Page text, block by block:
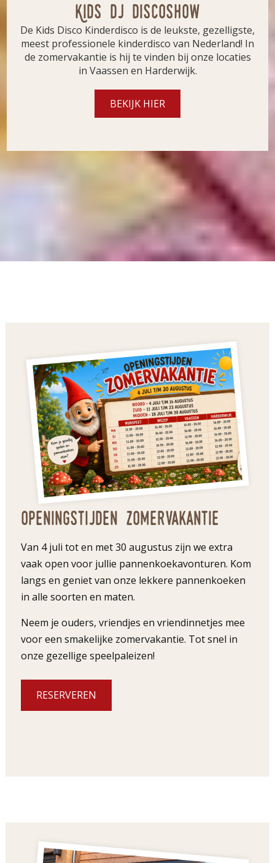
Kids DJ Discoshow
De Kids Disco Kinderdisco is de leukste, gezelligste,
meest professionele kinderdisco van Nederland! In
de zomervakantie is hij te vinden bij onze locaties
in Vaassen en Harderwijk.
BEKIJK HIER
Openingstijden zomervakantie
Van 4 juli tot en met 30 augustus zijn we extra
vaak open voor jullie pannenkoekavonturen. Kom
langs en geniet van onze lekkere pannenkoeken
in alle soorten en maten.
Neem je ouders, vriendjes en vriendinnetjes mee
voor een smakelijke zomervakantie. Tot snel in
onze gezellige speelpaleizen!
RESERVEREN